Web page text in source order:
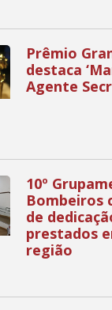
Prêmio
destaca
Agente
10º
Bombeiros
de
prestados
região